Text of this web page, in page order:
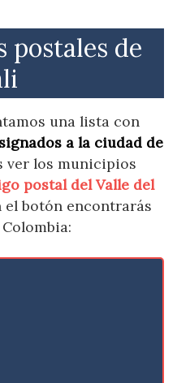
postales de
una lista con
a la ciudad de
ver los municipios
postal del Valle del
botón encontrarás